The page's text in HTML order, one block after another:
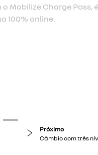
aproveitar
previous next